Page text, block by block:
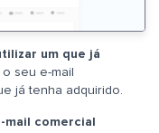
um que já
seu e-mail
já tenha adquirido.
comercial